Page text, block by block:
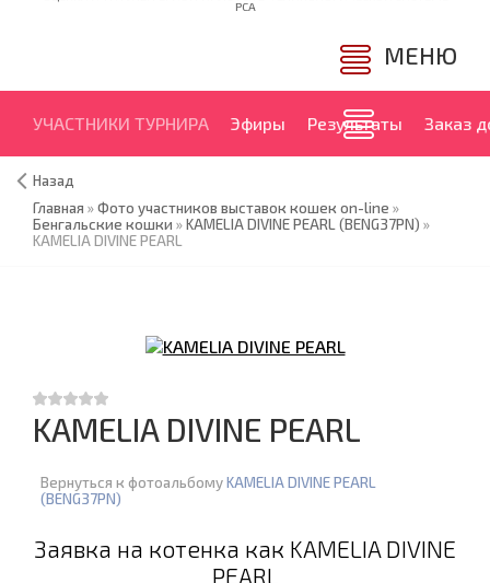
PCA
МЕНЮ
УЧАСТНИКИ ТУРНИРА Эфиры Результаты Заказ
Назад
Главная »Фото участников выставок кошек on-line »
Бенгальские кошки »KAMELIA DIVINE PEARL (BENG37PN) »
KAMELIA DIVINE PEARL
KAMELIA DIVINE PEARL
Вернуться к фотоальбомуKAMELIA DIVINE PEARL
(BENG37PN)
Заявка на котенка как KAMELIA DIVINE
PEARL